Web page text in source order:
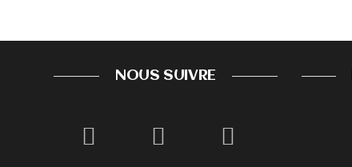
NOUS SUIVRE